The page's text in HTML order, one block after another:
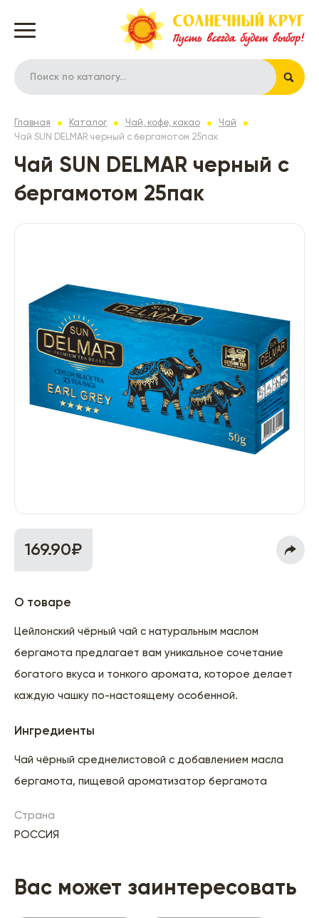
Главная Каталог Чай, кофе, какао
Чай
Чай SUN DELMAR черный с бергамотом 25пак
Чай SUN DELMAR черный с
бергамотом 25пак
169.90₽
О товаре
Цейлонский чёрный чай с натуральным маслом
бергамота предлагает вам уникальное сочетание
богатого вкуса и тонкого аромата, которое делает
каждую чашку по-настоящему особенной.
Ингредиенты
Чай чёрный среднелистовой с добавлением масла
бергамота, пищевой ароматизатор бергамота
Страна
РОССИЯ
Вас может заинтересовать